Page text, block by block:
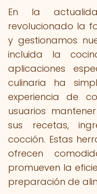
En la
revolucionado la
y gestionamos
incluida la
aplicaciones
culinaria ha
experiencia de
usuarios
sus recetas,
cocción. Estas
ofrecen
promueven la
preparación de